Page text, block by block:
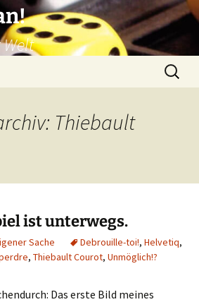
Suchen
nach:
Thiebault
ist unterwegs.
Sache Debrouille-toi!, Helvetiq,
, Thiebault Courot, Unmöglich!?
Das erste Bild meines